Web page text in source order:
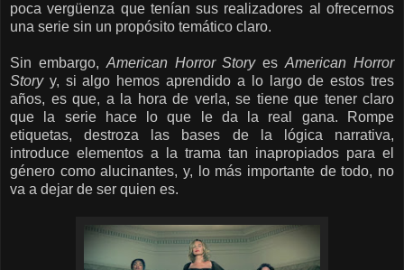
poca vergüenza que tenían sus realizadores al ofrecernos
una serie sin un propósito temático claro.
Sin embargo,American Horror StoryesAmerican Horror
Storyy, si algo hemos aprendido a lo largo de estos tres
años, es que, a la hora de verla, se tiene que tener claro
que la serie hace lo que le da la real gana. Rompe
etiquetas, destroza las bases de la lógica narrativa,
introduce elementos a la trama tan inapropiados para el
género como alucinantes, y, lo más importante de todo, no
va a dejar de ser quien es.